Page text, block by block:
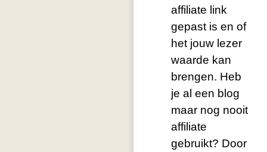
affiliate link
gepast is en of
het jouw lezer
waarde kan
brengen. Heb
je al een blog
maar nog nooit
affiliate
gebruikt? Door